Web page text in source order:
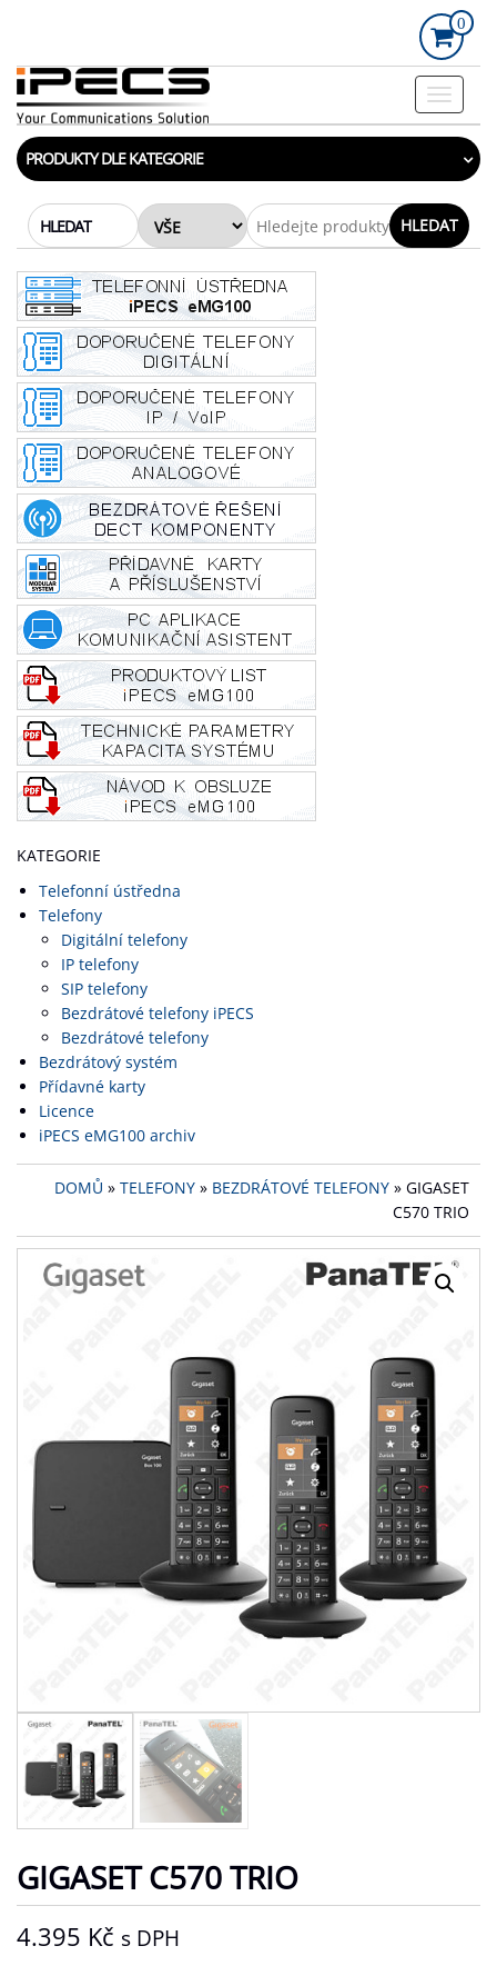
content
0
PRODUKTY DLE KATEGORIE
HLEDAT HLEDAT
KATEGORIE
Telefonní ústředna
Telefony
Digitální telefony
IP telefony
SIP telefony
Bezdrátové telefony iPECS
Bezdrátové telefony
Bezdrátový systém
Přídavné karty
Licence
iPECS eMG100 archiv
DOMŮ » TELEFONY » BEZDRÁTOVÉ TELEFONY » GIGASET
C570 TRIO
GIGASET C570 TRIO
4.395 Kč s DPH